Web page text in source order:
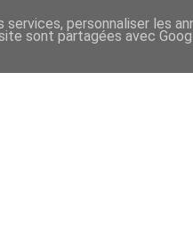
personnaliser les
sont partagées avec